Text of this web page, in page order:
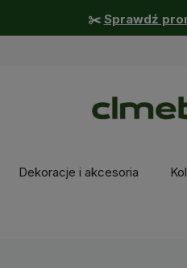
✂️ Sprawdź
Dekoracje i akcesoria